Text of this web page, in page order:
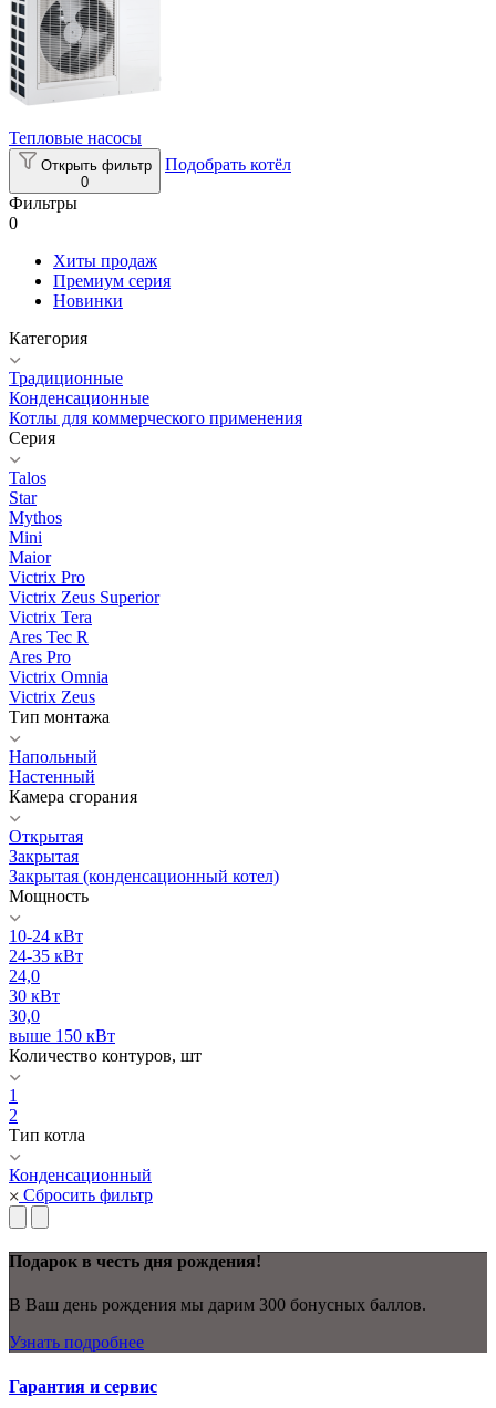
Тепловые насосы
Открыть фильтр
0
Подобрать котёл
Фильтры
0
Хиты продаж
Премиум серия
Новинки
Категория
Традиционные
Конденсационные
Котлы для коммерческого применения
Серия
Talos
Star
Mythos
Mini
Maior
Victrix Pro
Victrix Zeus Superior
Victrix Tera
Ares Tec R
Ares Pro
Victrix Omnia
Victrix Zeus
Тип монтажа
Напольный
Настенный
Камера сгорания
Открытая
Закрытая
Закрытая (конденсационный котел)
Мощность
10-24 кВт
24-35 кВт
24,0
30 кВт
30,0
выше 150 кВт
Количество контуров, шт
1
2
Тип котла
Конденсационный
Сбросить фильтр
Подарок в честь дня рождения!
В Ваш день рождения мы дарим 300 бонусных баллов.
Узнать подробнее
Гарантия и сервис